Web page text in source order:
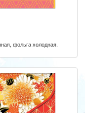
фольга холодная.